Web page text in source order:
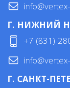
Г. НИЖНИЙ
+7 (831)
Г. САНКТ-